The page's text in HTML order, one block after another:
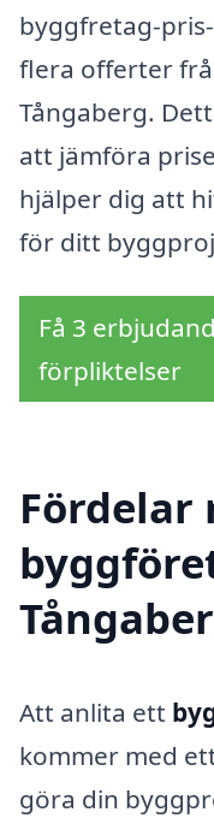
byggfretag-
flera offerter
Tångaberg.
att jämföra
hjälper dig att
för ditt
Få 3
förpliktelser
Fördelar
Att anlita ett
kommer med
göra din